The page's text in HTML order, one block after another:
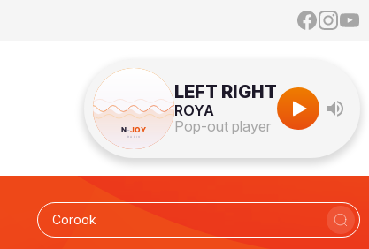
LEFT RIGHT
ROYA
Pop-out player